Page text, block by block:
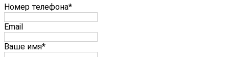
Номер телефона*
Email
Ваше имя*